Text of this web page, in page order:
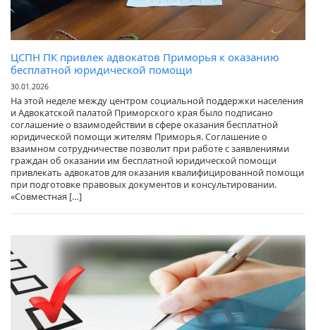
ЦСПН ПК привлек адвокатов Приморья к оказанию
бесплатной юридической помощи
30.01.2026
На этой неделе между центром социальной поддержки населения
и Адвокатской палатой Приморского края было подписано
соглашение о взаимодействии в сфере оказания бесплатной
юридической помощи жителям Приморья. Соглашение о
взаимном сотрудничестве позволит при работе с заявлениями
граждан об оказании им бесплатной юридической помощи
привлекать адвокатов для оказания квалифицированной помощи
при подготовке правовых документов и консультировании.
«Совместная […]